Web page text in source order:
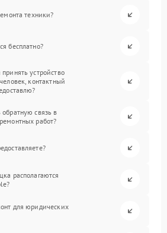
техники?
бесплатно?
устройство
контактный
связь в
работ?
располагаются
для юридических